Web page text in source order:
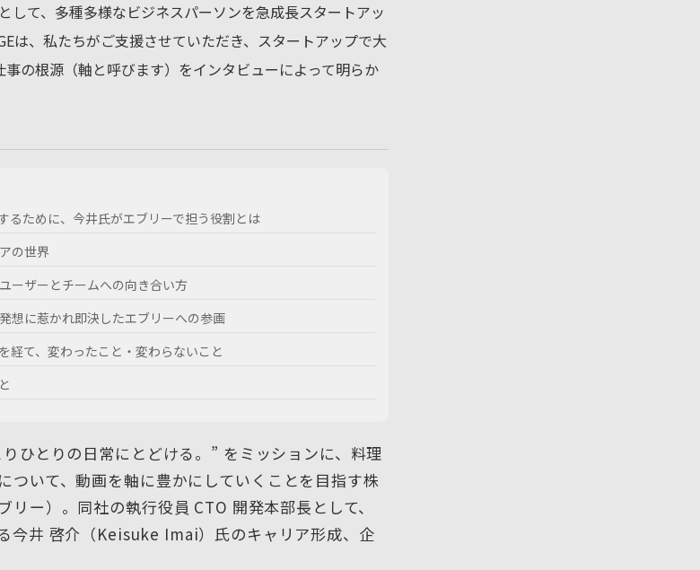
して、多種多様なビジネスパーソンを急成長スタートアッ
は、私たちがご支援させていただき、スタートアップで大
の根源（軸と呼びます）をインタビューによって明らか
るために、今井氏がエブリーで担う役割とは
の世界
ーザーとチームへの向き合い方
想に惹かれ即決したエブリーへの参画
経て、変わったこと・変わらないこと
ひとりの日常にとどける。” をミッションに、料理
ついて、動画を軸に豊かにしていくことを目指す株
リー）。同社の執行役員 CTO 開発本部長として、
今井 啓介（Keisuke Imai）氏のキャリア形成、企